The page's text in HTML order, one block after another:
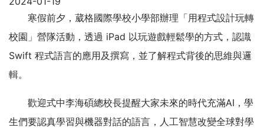
寒假前夕，葳格國際學校小學部辦理「用程式設計玩轉
校園」營隊活動，透過 iPad 以玩遊戲輕鬆學的方式，認識
Swift 程式語言的應用及撰寫，並了解程式背後的思維與邏
輯。
歡迎式中李海碩總校長提醒大家未來的時代充滿AI，學
生們要認真學習與機器對話的語言，人工智慧改變全球對學